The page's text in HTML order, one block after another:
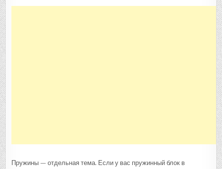
Пружины — отдельная тема. Если у вас пружинный блок в